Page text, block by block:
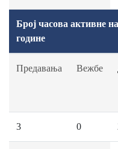
Број часова активне
године
Предавања Вежбе
3 0